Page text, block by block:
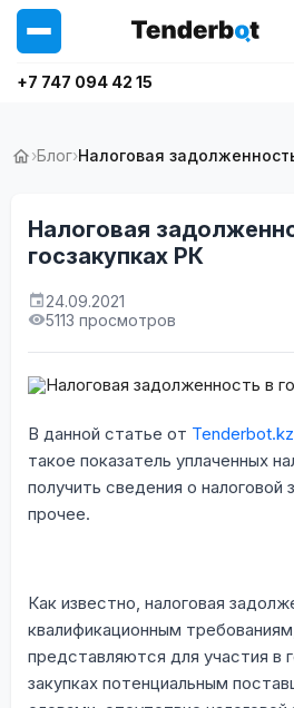
+7 747 094 42 15
›Блог›Налоговая
Налоговая
госзакупках РК
24.09.2021
5113 просмотров
В данной статье от Tenderbot.kz
такое показатель уплаченных
получить сведения о налоговой
прочее.
Как известно, налоговая
квалификационным
представляются для участия в
закупках потенциальным